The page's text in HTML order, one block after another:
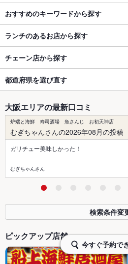
おすすめのキーワードから探す
ランチのあるお店から探す
チェーン店から探す
都道府県を選び直す
大阪エリアの最新口コミ
炉端と海鮮 寿司酒場 魚さんじ お初天神店
むぎちゃんさんの2026年08月の投稿
ガリチュー美味しかった！
むぎちゃんさん
検索条件変
ピックアップ店舗
今すぐ予約で